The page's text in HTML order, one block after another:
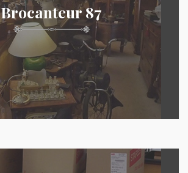
Brocanteur 87